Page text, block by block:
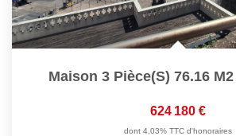
Maison 3 Pièce(s) 76.16 M2
624 180 €
dont 4,03% TTC d'honoraires